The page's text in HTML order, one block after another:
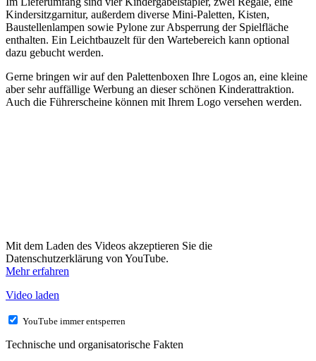
Kindersitzgarnitur, außerdem diverse Mini-Paletten, Kisten,
Baustellenlampen sowie Pylone zur Absperrung der Spielfläche
enthalten. Ein Leichtbauzelt für den Wartebereich kann optional
dazu gebucht werden.
Gerne bringen wir auf den Palettenboxen Ihre Logos an, eine kleine
aber sehr auffällige Werbung an dieser schönen Kinderattraktion.
Auch die Führerscheine können mit Ihrem Logo versehen werden.
Mit dem Laden des Videos akzeptieren Sie die
Datenschutzerklärung von YouTube.
Mehr erfahren
Video laden
YouTube immer entsperren
Technische und organisatorische Fakten